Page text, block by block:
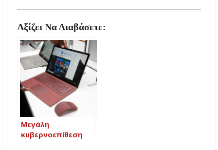
Αξίζει Να Διαβάσετε:
Μεγάλη
κυβερνοεπίθεση